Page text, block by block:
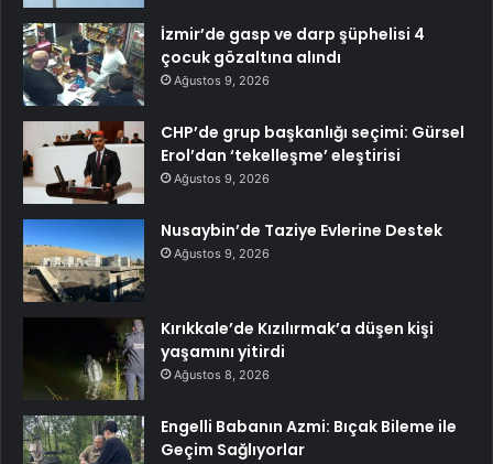
İzmir’de gasp ve darp şüphelisi 4
çocuk gözaltına alındı
Ağustos 9, 2026
CHP’de grup başkanlığı seçimi: Gürsel
Erol’dan ‘tekelleşme’ eleştirisi
Ağustos 9, 2026
Nusaybin’de Taziye Evlerine Destek
Ağustos 9, 2026
Kırıkkale’de Kızılırmak’a düşen kişi
yaşamını yitirdi
Ağustos 8, 2026
Engelli Babanın Azmi: Bıçak Bileme ile
Geçim Sağlıyorlar